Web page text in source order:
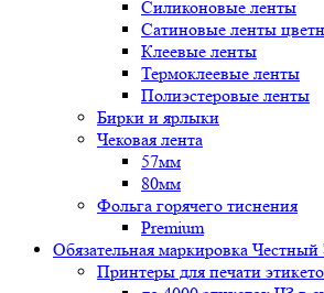
Силиконовые ленты
Сатиновые ленты
Клеевые ленты
Термоклеевые ленты
Полиэстеровые ленты
Бирки и ярлыки
Чековая лента
57мм
80мм
Фольга горячего тиснения
Premium
Обязательная маркировка Честный
Принтеры для печати